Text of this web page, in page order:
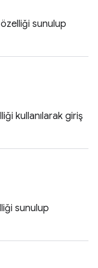
sunulup
kullanılarak giriş
sunulup